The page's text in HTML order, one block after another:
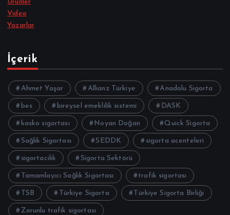
Ürünler
Video
Yazarlar
İçerik
Ahmet Yaşar Allianz Türkiye Anadolu Sigorta
bes bireysel emeklilik sistemi DASK
kasko sigortası Noyan Doğan Quick Sigorta
Sağlık Sigortası SEDDK sigorta acenteleri
sigortacılık Sigorta Sektörü
Tamamlayıcı Sağlık Sigortası trafik sigortası
TSB Türkiye Sigorta Türkiye Sigorta Birliği
Zorunlu trafik sigortası